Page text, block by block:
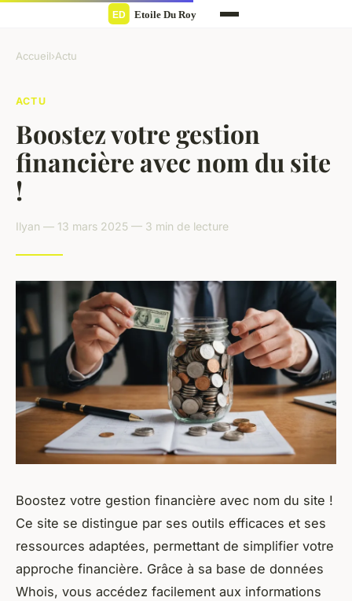
Accueil›Actu
ACTU
Boostez votre gestion
financière avec nom du site
!
Ilyan — 13 mars 2025 — 3 min de lecture
Boostez votre gestion financière avec nom du site !
Ce site se distingue par ses outils efficaces et ses
ressources adaptées, permettant de simplifier votre
approche financière. Grâce à sa base de données
Whois, vous accédez facilement aux informations